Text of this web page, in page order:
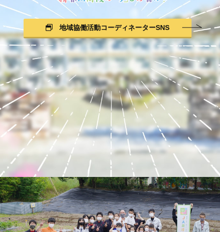
地域協働活動コーディネーターSNS